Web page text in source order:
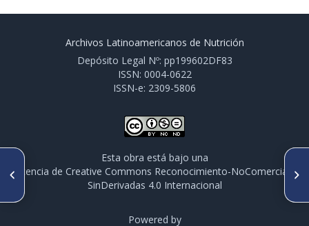
ARTÍCULO ANTERIOR
Balance energético, actividad
física y promoción de la salud
SIGUIENTE ARTÍCULO
Balance hídrico: Hidratación y
Archivos Latinoamericanos de Nutrición
Depósito Legal Nº: pp199602DF83
ISSN: 0004-0622
ISSN-e: 2309-5806
Esta obra está bajo una
licencia de Creative Commons Reconocimiento-NoComercial-
SinDerivadas 4.0 Internacional
Powered by